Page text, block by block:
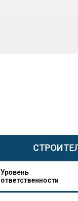
Уровень
ответственности